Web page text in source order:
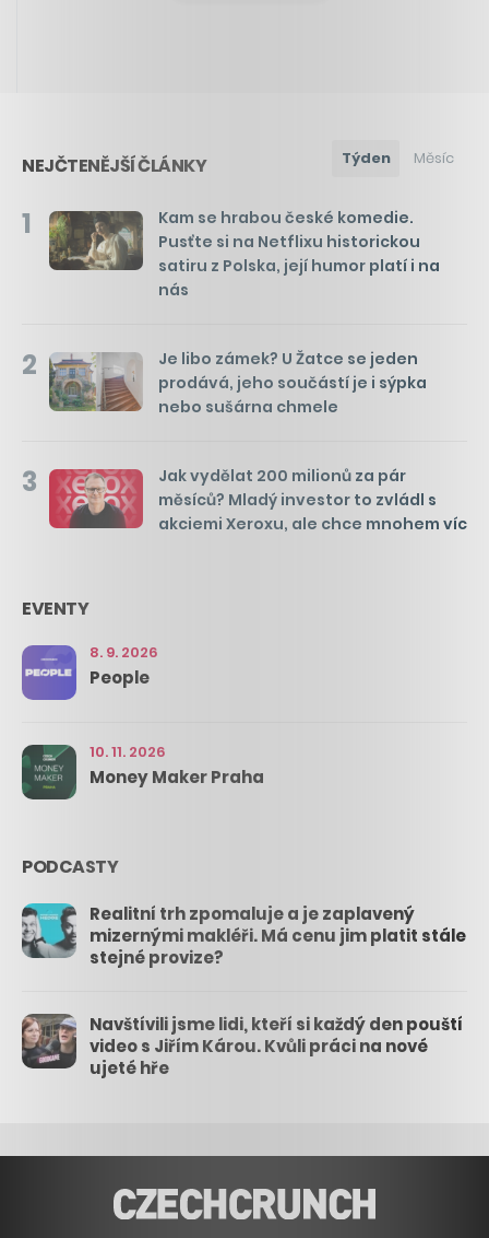
NEJČTENĚJŠÍ ČLÁNKY Týden Měsíc
1
Kam se hrabou české komedie.
Pusťte si na Netflixu historickou
satiru z Polska, její humor platí i na
nás
2
Je libo zámek? U Žatce se jeden
prodává, jeho součástí je i sýpka
nebo sušárna chmele
3
Jak vydělat 200 milionů za pár
měsíců? Mladý investor to zvládl s
akciemi Xeroxu, ale chce mnohem víc
EVENTY
8. 9. 2026
People
10. 11. 2026
Money Maker Praha
PODCASTY
Realitní trh zpomaluje a je zaplavený
mizernými makléři. Má cenu jim platit stále
stejné provize?
Navštívili jsme lidi, kteří si každý den pouští
video s Jiřím Károu. Kvůli práci na nové
ujeté hře